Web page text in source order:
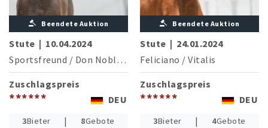
Beendete Auktion
Stute | 10.04.2024
Sportsfreund / Don Nobless
Zuschlagspreis
****** DEU
3Bieter | 8Gebote
Beendete Auktion
Stute | 24.01.2024
Feliciano / Vitalis
Zuschlagspreis
****** DEU
3Bieter | 4Gebote